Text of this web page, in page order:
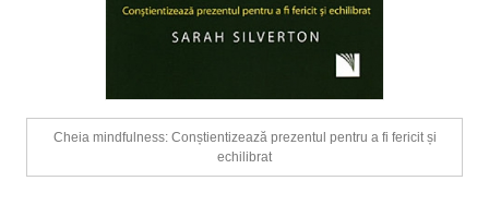
Cheia mindfulness: Conștientizează prezentul pentru a fi fericit și
echilibrat